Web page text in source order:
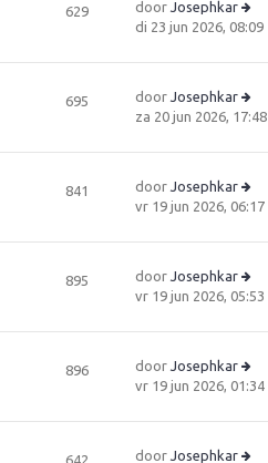
t
e
b
ri
h
t
la
a
e
b
ri
h
t
629 door Josephkar
B
ki
la
a
e
b
ri
h
t
di 23 jun 2026, 08:09
695 door Josephkar
B
ki
la
a
e
b
ri
h
t
za 20 jun 2026, 17:48
841 door Josephkar
B
ki
la
a
e
b
ri
vr 19 jun 2026, 06:17
895 door Josephkar
B
ki
la
a
e
vr 19 jun 2026, 05:53
896 door Josephkar
B
ki
vr 19 jun 2026, 01:34
door Josephkar